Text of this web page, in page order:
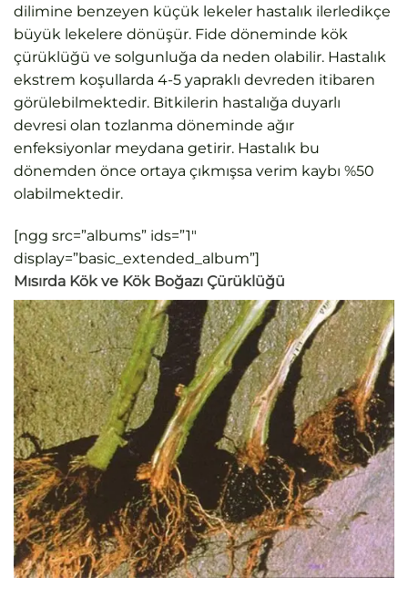
dilimine benzeyen küçük lekeler hastalık ilerledikçe
büyük lekelere dönüşür. Fide döneminde kök
çürüklüğü ve solgunluğa da neden olabilir. Hastalık
ekstrem koşullarda 4-5 yapraklı devreden itibaren
görülebilmektedir. Bitkilerin hastalığa duyarlı
devresi olan tozlanma döneminde ağır
enfeksiyonlar meydana getirir. Hastalık bu
dönemden önce ortaya çıkmışsa verim kaybı %50
olabilmektedir.
[ngg src=”albums” ids=”1″
display=”basic_extended_album”]
Mısırda Kök ve Kök Boğazı Çürüklüğü